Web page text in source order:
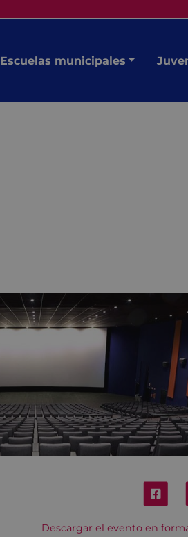
Escuelas municipales
Descargar el evento en